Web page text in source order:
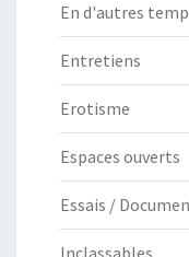
En d'autres
Entretiens
Erotisme
Espaces ouverts
Essais /